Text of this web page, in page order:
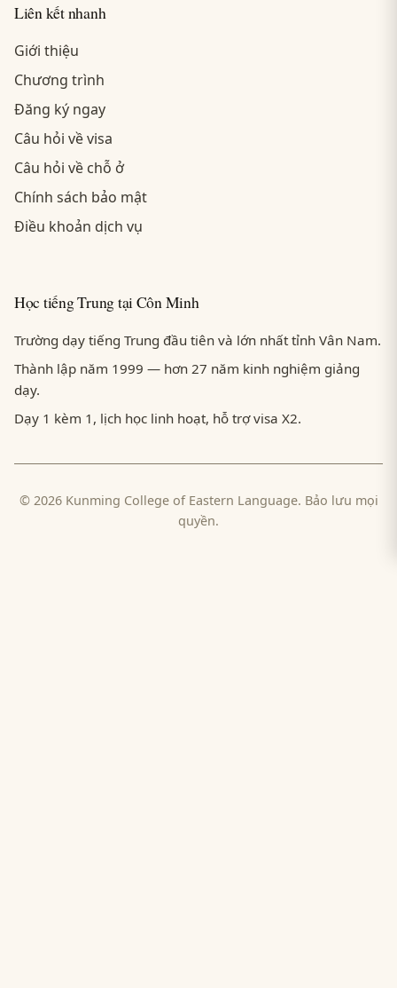
Liên kết nhanh
Giới thiệu
Chương trình
Đăng ký ngay
Câu hỏi về visa
Câu hỏi về chỗ ở
Chính sách bảo mật
Điều khoản dịch vụ
Học tiếng Trung tại Côn Minh
Trường dạy tiếng Trung đầu tiên và lớn nhất tỉnh Vân Nam.
Thành lập năm 1999 — hơn 27 năm kinh nghiệm giảng
dạy.
Dạy 1 kèm 1, lịch học linh hoạt, hỗ trợ visa X2.
© 2026 Kunming College of Eastern Language. Bảo lưu mọi
quyền.